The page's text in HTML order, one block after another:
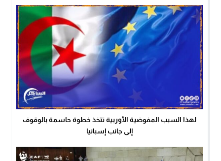
لهذا السبب المفوضية الأوربية تتخذ خطوة حاسمة بالوقوف
إلى جانب إسبانيا